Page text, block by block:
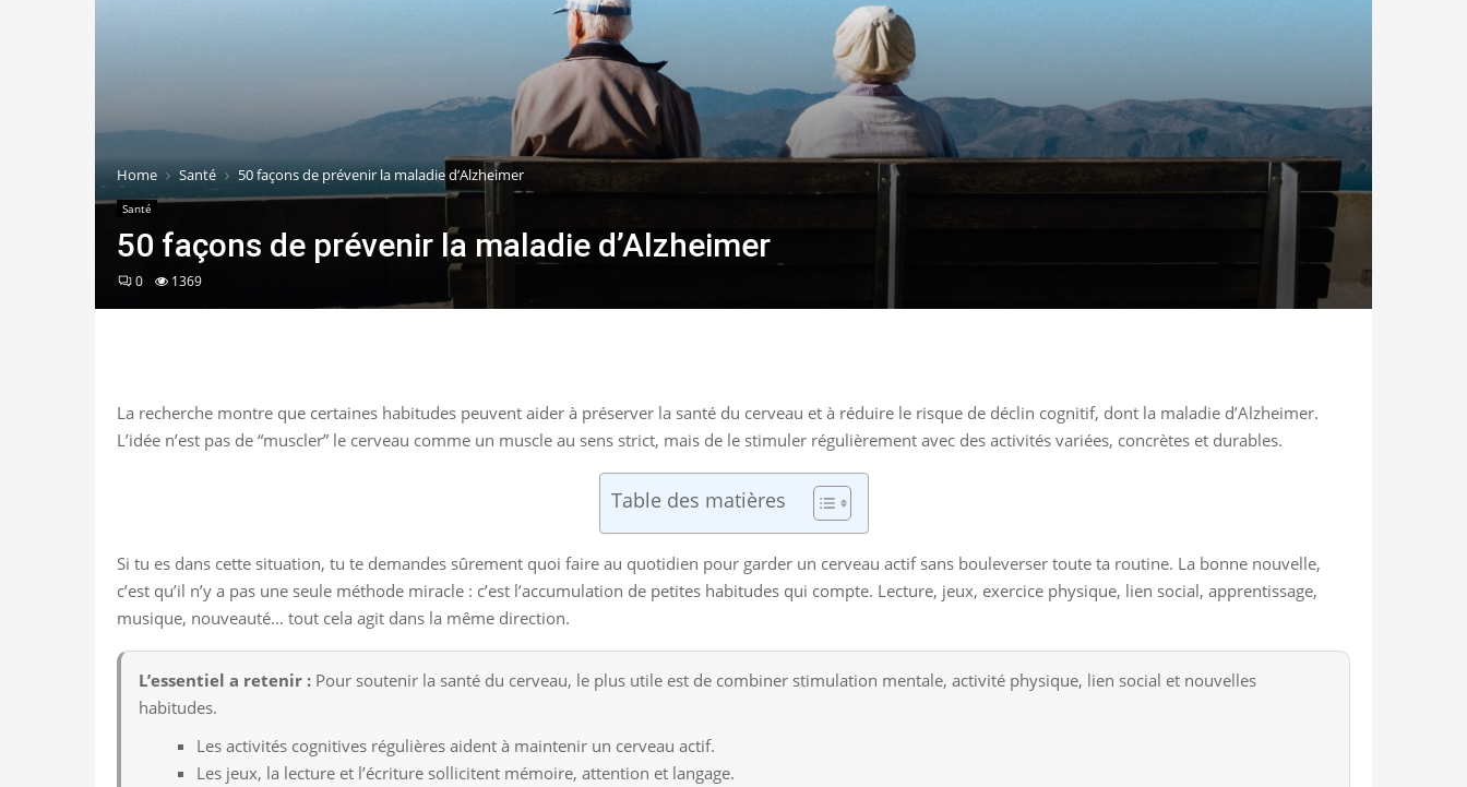
Home Santé 50 façons de prévenir la maladie d’Alzheimer
Santé
50 façons de prévenir la maladie d’Alzheimer
0 1369
La recherche montre que certaines habitudes peuvent aider à préserver la santé du cerveau et à réduire le risque de déclin cognitif, dont la maladie d’Alzheimer.
L’idée n’est pas de “muscler” le cerveau comme un muscle au sens strict, mais de le stimuler régulièrement avec des activités variées, concrètes et durables.
Table des matières
Si tu es dans cette situation, tu te demandes sûrement quoi faire au quotidien pour garder un cerveau actif sans bouleverser toute ta routine. La bonne nouvelle,
c’est qu’il n’y a pas une seule méthode miracle : c’est l’accumulation de petites habitudes qui compte. Lecture, jeux, exercice physique, lien social, apprentissage,
musique, nouveauté… tout cela agit dans la même direction.
L’essentiel a retenir : Pour soutenir la santé du cerveau, le plus utile est de combiner stimulation mentale, activité physique, lien social et nouvelles
habitudes.
Les activités cognitives régulières aident à maintenir un cerveau actif.
Les jeux, la lecture et l’écriture sollicitent mémoire, attention et langage.